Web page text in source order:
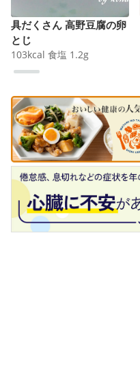
具だくさん 高野豆腐の卵
とじ
103kcal 食塩 1.2g